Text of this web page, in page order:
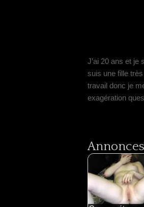
J’ai 20 ans et
suis une fille
travail donc je
exagération